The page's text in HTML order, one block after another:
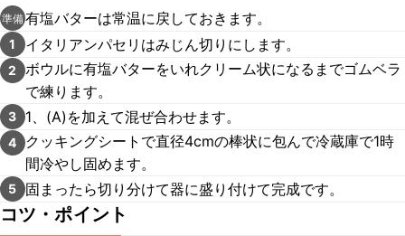
準備有塩バターは常温に戻しておきます。
1 イタリアンパセリはみじん切りにします。
2
ボウルに有塩バターをいれクリーム状になるまでゴムベラ
で練ります。
3 1、(A)を加えて混ぜ合わせます。
4
クッキングシートで直径4cmの棒状に包んで冷蔵庫で1時
間冷やし固めます。
5 固まったら切り分けて器に盛り付けて完成です。
コツ・ポイント